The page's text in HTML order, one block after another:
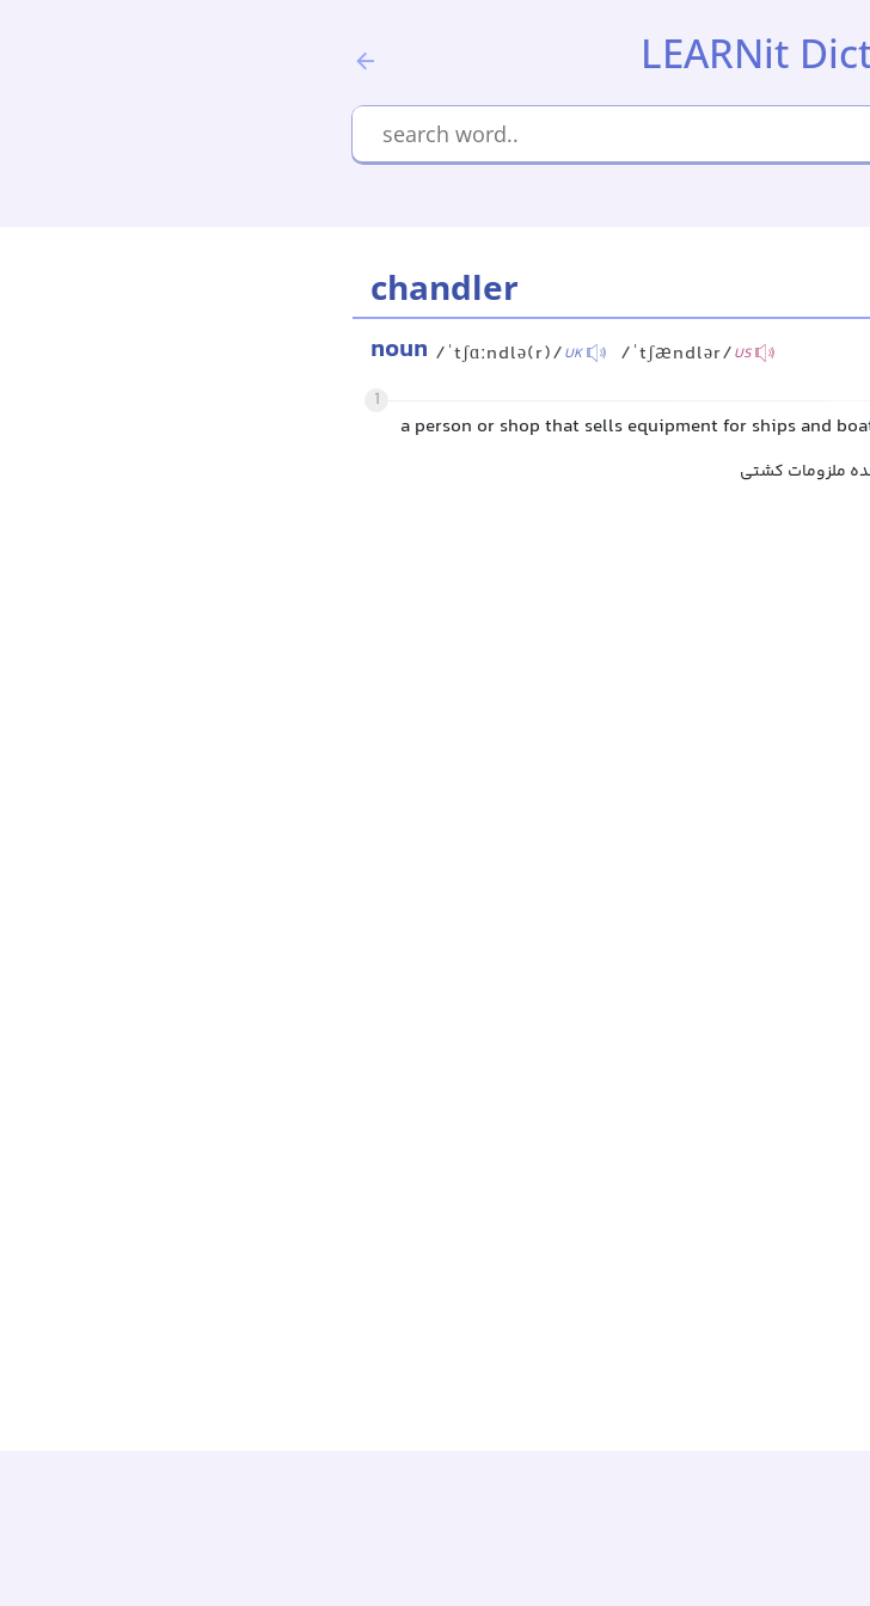
LEARNit
chandler
noun /ˈtʃɑːndlə(r)/UK /ˈtʃændlər/US
1
a person or shop that sells equipment for ships and
ملزومات کشتی